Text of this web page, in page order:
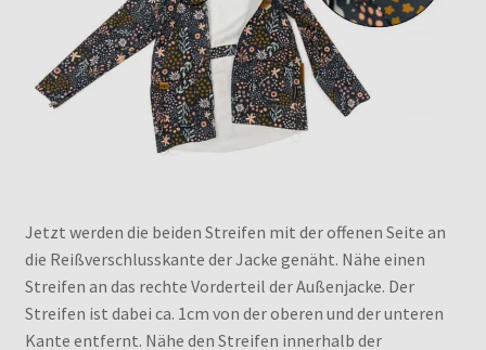
Jetzt werden die beiden Streifen mit der offenen Seite an
die Reißverschlusskante der Jacke genäht. Nähe einen
Streifen an das rechte Vorderteil der Außenjacke. Der
Streifen ist dabei ca. 1cm von der oberen und der unteren
Kante entfernt. Nähe den Streifen innerhalb der